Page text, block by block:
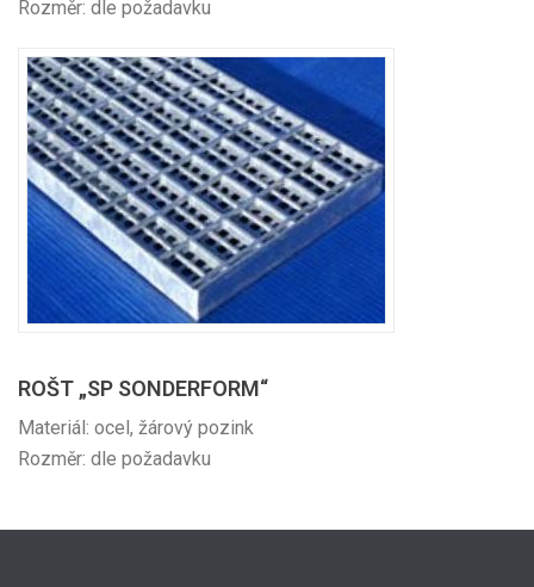
Rozměr: dle požadavku
ROŠT „SP SONDERFORM“
Materiál: ocel, žárový pozink
Rozměr: dle požadavku